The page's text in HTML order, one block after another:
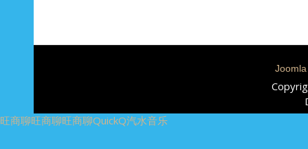
旺商聊旺商聊旺商聊QuickQ汽水音乐